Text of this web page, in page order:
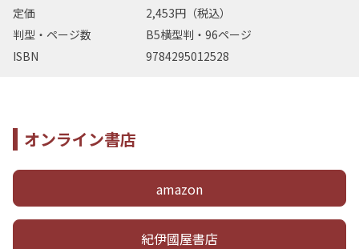
定価
2,453円（税込）
判型・ページ数
B5横型判・96ページ
ISBN
9784295012528
オンライン書店
amazon
紀伊國屋書店